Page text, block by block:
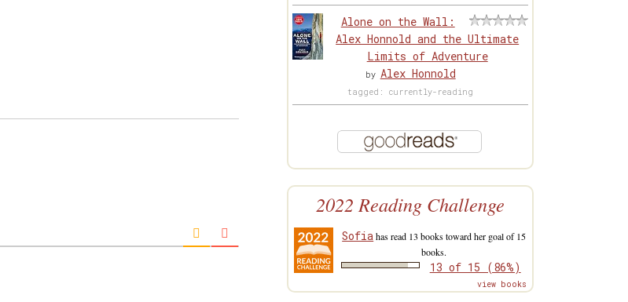
Alone on the Wall:
Alex Honnold and the Ultimate
Limits of Adventure
by Alex Honnold
tagged: currently-reading
2022 Reading Challenge
Sofiahas read 13 books toward her goal of 15
books.
13 of 15 (86%)
view books